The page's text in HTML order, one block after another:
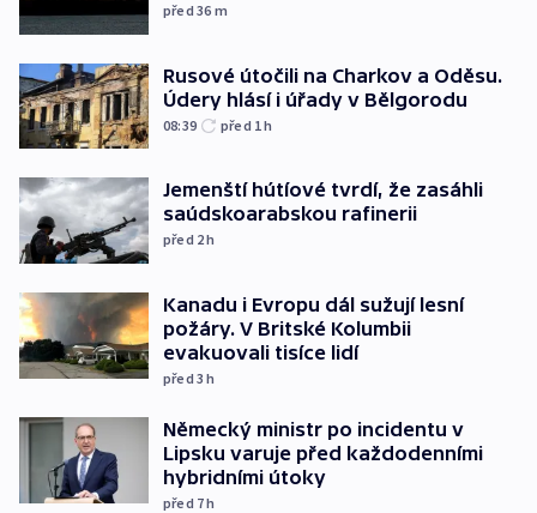
před 36 m
Rusové útočili na Charkov a Oděsu.
Údery hlásí i úřady v Bělgorodu
08:39 před 1h
Jemenští hútíové tvrdí, že zasáhli
saúdskoarabskou rafinerii
před 2h
Kanadu i Evropu dál sužují lesní
požáry. V Britské Kolumbii
evakuovali tisíce lidí
před 3h
Německý ministr po incidentu v
Lipsku varuje před každodenními
hybridními útoky
před 7h